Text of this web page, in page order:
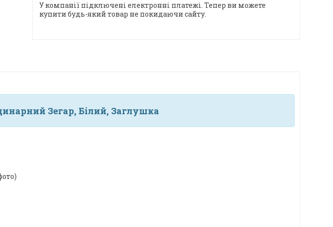
У компанії підключені електронні платежі. Тепер ви можете
купити будь-який товар не покидаючи сайту.
Зегар, Білий, Заглушка